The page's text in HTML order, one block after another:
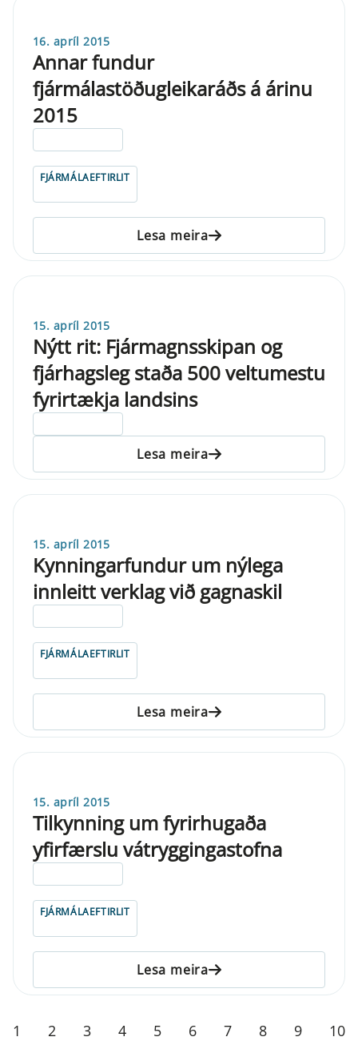
16. apríl 2015
Annar fundur
fjármálastöðugleikaráðs á árinu
2015
FJÁRMÁLAEFTIRLIT
Lesa meira
15. apríl 2015
Nýtt rit: Fjármagnsskipan og
fjárhagsleg staða 500 veltumestu
fyrirtækja landsins
Lesa meira
15. apríl 2015
Kynningarfundur um nýlega
innleitt verklag við gagnaskil
FJÁRMÁLAEFTIRLIT
Lesa meira
15. apríl 2015
Tilkynning um fyrirhugaða
yfirfærslu vátryggingastofna
FJÁRMÁLAEFTIRLIT
Lesa meira
1 2 3 4 5 6 7 8 9 10